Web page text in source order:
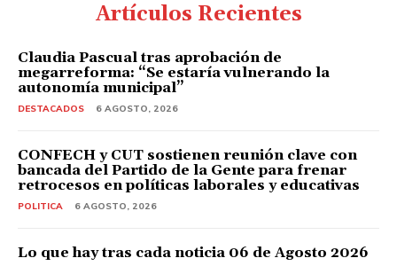
Artículos Recientes
Claudia Pascual tras aprobación de
megarreforma: “Se estaría vulnerando la
autonomía municipal”
DESTACADOS 6 AGOSTO, 2026
CONFECH y CUT sostienen reunión clave con
bancada del Partido de la Gente para frenar
retrocesos en políticas laborales y educativas
POLITICA 6 AGOSTO, 2026
Lo que hay tras cada noticia 06 de Agosto 2026